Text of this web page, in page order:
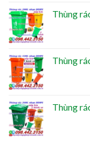
Thùng
Thùng
Thùng